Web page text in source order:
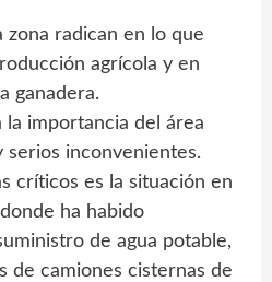
zona radican en lo que
agrícola y en
ganadera.
la importancia del área
serios inconvenientes.
críticos es la situación en
ha habido
de agua potable,
de camiones cisternas de